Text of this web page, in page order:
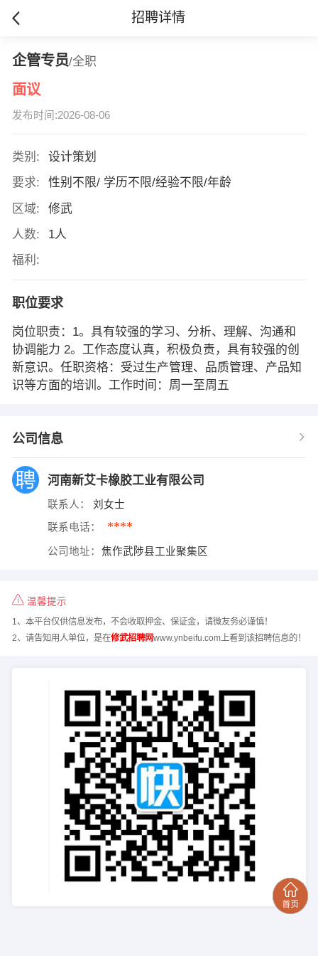
招聘详情
企管专员/全职
面议
发布时间:2026-08-06
类别:
设计策划
要求:
性别不限/ 学历不限/经验不限/年龄
区域:
修武
人数:
1人
福利:
职位要求
岗位职责：1。具有较强的学习、分析、理解、沟通和
协调能力 2。工作态度认真，积极负责，具有较强的创
新意识。任职资格：受过生产管理、品质管理、产品知
识等方面的培训。工作时间：周一至周五
公司信息
河南新艾卡橡胶工业有限公司
联系人： 刘女士
联系电话： ****
公司地址： 焦作武陟县工业聚集区
温馨提示
1、本平台仅供信息发布，不会收取押金、保证金，请微友务必谨慎！
2、请告知用人单位，是在修武招聘网www.ynbeifu.com上看到该招聘信息的！